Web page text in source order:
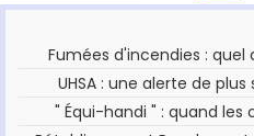
Fumées d'incendies :
UHSA : une alerte de
" Équi-handi " : quand les